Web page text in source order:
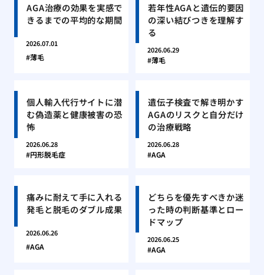
AGA治療の効果を実感で
きるまでの平均的な期間
2026.07.01
薄毛
若年性AGAと遺伝的要因
の深い結びつきを理解す
る
2026.06.29
薄毛
個人輸入代行サイトに潜
む偽造薬と健康被害の恐
怖
2026.06.28
円形脱毛症
遺伝子検査で解き明かす
AGAのリスクと自分だけ
の治療戦略
2026.06.28
AGA
痛みに耐えて手に入れる
発毛と脱毛のダブル成果
2026.06.26
AGA
どちらを優先すべきか迷
った時の判断基準とロー
ドマップ
2026.06.25
AGA